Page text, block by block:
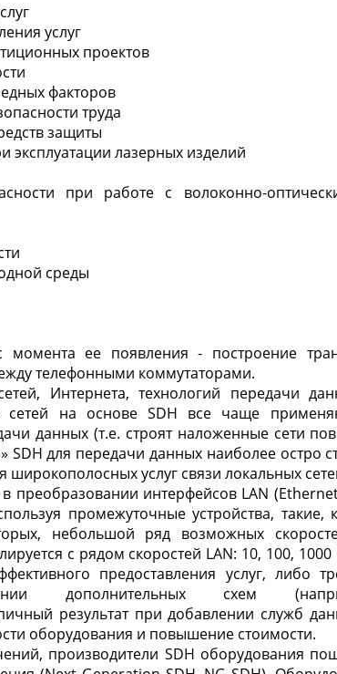
услуг
проектов
факторов
труда
защиты
эксплуатации лазерных изделий
при работе с волоконно-
среды
ее появления - построение
телефонными коммутаторами.
Интернета, технологий передачи
сетей на основе SDH все чаще
данных (т.е. строят наложенные сети
SDH для передачи данных наиболее остро
широкополосных услуг связи локальных
преобразовании интерфейсов LAN
промежуточные устройства, такие,
небольшой ряд возможных
с рядом скоростей LAN: 10, 100,
предоставления услуг, либо
дополнительных схем
результат при добавлении служб
оборудования и повышение стоимости.
производители SDH оборудования